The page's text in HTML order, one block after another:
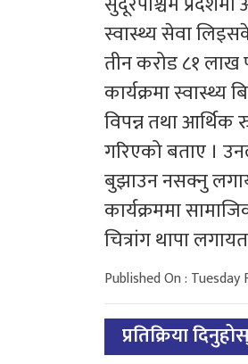
स्वास्थ्य सेवा
तीन करोड ८१
कार्यक्रमा
विपन्न तथा
गरिएको बताए ।
बुझाउन नसक्नु
कार्यक्रममा
चित्रांग थापा
Published On :
प्रतिक्रिया